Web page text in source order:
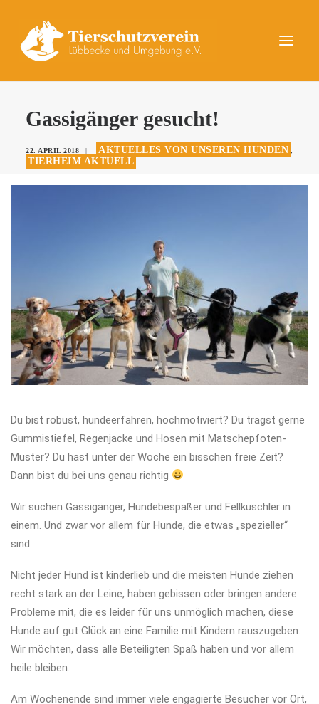
UNSERE TIERE
DAS TIERHEIM
Gassigänger gesucht!
22. APRIL 2018 | AKTUELLES VON UNSEREN HUNDEN ,
TIERHEIM AKTUELL
Du bist robust, hundeerfahren, hochmotiviert? Du trägst gerne
Gummistiefel, Regenjacke und Hosen mit Matschepfoten-
Muster? Du hast unter der Woche ein bisschen freie Zeit?
Dann bist du bei uns genau richtig
Wir suchen Gassigänger, Hundebespaßer und Fellkuschler in
einem. Und zwar vor allem für Hunde, die etwas „spezieller“
sind.
Nicht jeder Hund ist kinderlieb und die meisten Hunde ziehen
recht stark an der Leine, haben gebissen oder bringen andere
Probleme mit, die es leider für uns unmöglich machen, diese
Hunde auf gut Glück an eine Familie mit Kindern rauszugeben.
Wir möchten, dass alle Beteiligten Spaß haben und vor allem
heile bleiben.
Am Wochenende sind immer viele engagierte Besucher vor Ort,